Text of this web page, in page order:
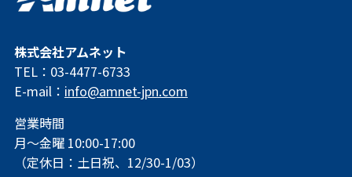
株式会社アムネット
TEL：03-4477-6733
E-mail： info@amnet-jpn.com
営業時間
月～金曜 10:00-17:00
（定休日：土日祝、12/30-1/03）